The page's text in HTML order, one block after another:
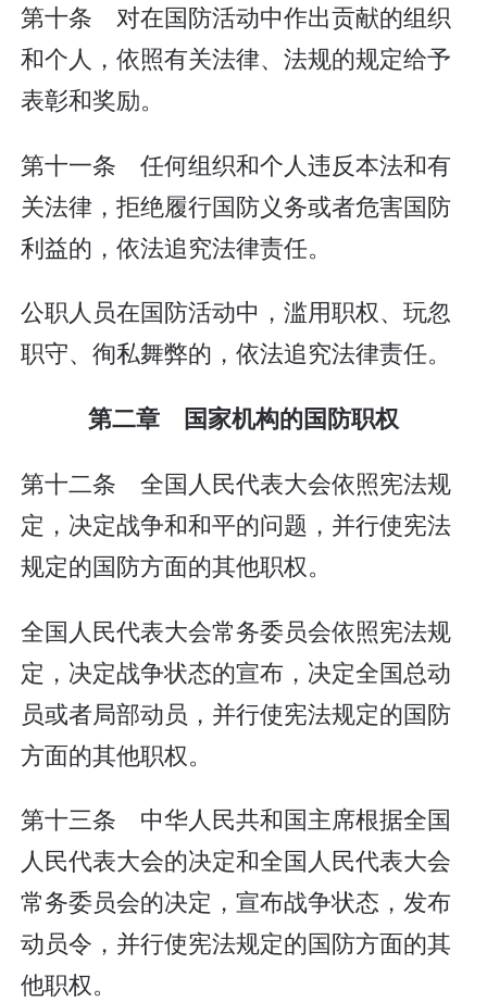
第十条 对在国防活动中作出贡献的组织
和个人，依照有关法律、法规的规定给予
表彰和奖励。
第十一条 任何组织和个人违反本法和有
关法律，拒绝履行国防义务或者危害国防
利益的，依法追究法律责任。
公职人员在国防活动中，滥用职权、玩忽
职守、徇私舞弊的，依法追究法律责任。
第二章 国家机构的国防职权
第十二条 全国人民代表大会依照宪法规
定，决定战争和和平的问题，并行使宪法
规定的国防方面的其他职权。
全国人民代表大会常务委员会依照宪法规
定，决定战争状态的宣布，决定全国总动
员或者局部动员，并行使宪法规定的国防
方面的其他职权。
第十三条 中华人民共和国主席根据全国
人民代表大会的决定和全国人民代表大会
常务委员会的决定，宣布战争状态，发布
动员令，并行使宪法规定的国防方面的其
他职权。